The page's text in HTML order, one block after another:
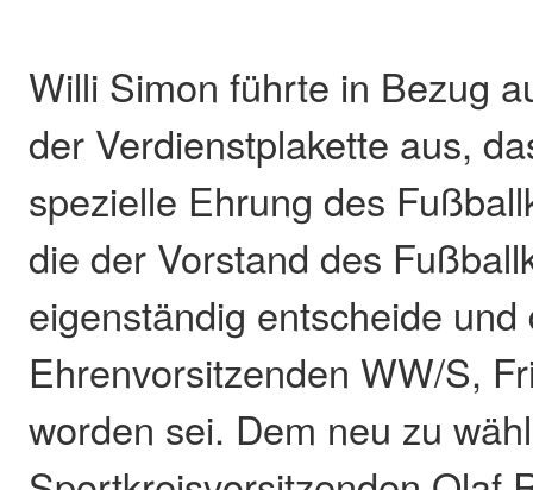
Willi Simon führte in Bezug
der Verdienstplakette aus,
spezielle Ehrung des
die der Vorstand des
eigenständig entscheide und
Ehrenvorsitzenden WW/S,
worden sei. Dem neu zu